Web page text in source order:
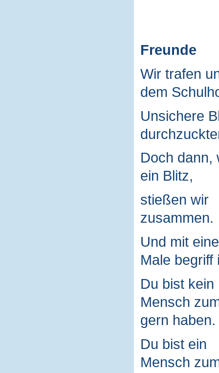
Freunde
Wir trafen
dem
Unsichere
Doch dann,
ein Blitz,
stießen wir
zusammen.
Und mit
Male begriff
Du bist kein
Mensch
gern haben.
Du bist ein
Mensch